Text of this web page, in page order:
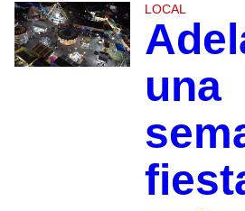
LOCAL
una